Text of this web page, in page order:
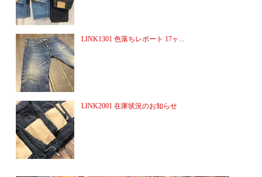
LINK1301 色落ちレポート 17ヶ...
LINK2001 在庫状況のお知らせ